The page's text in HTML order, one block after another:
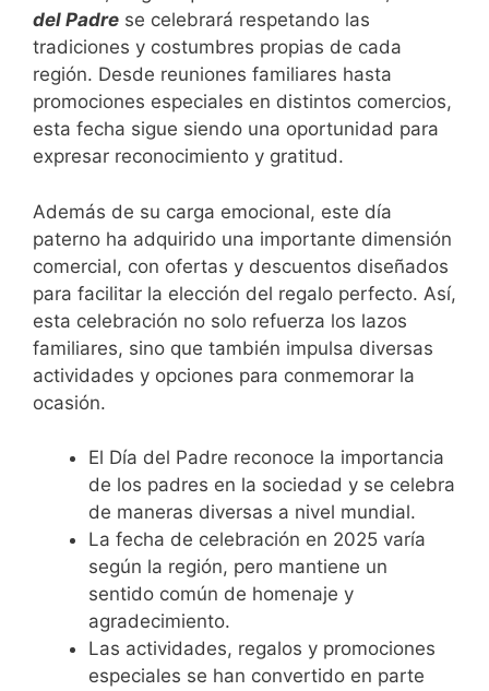
del Padre se celebrará respetando las
tradiciones y costumbres propias de cada
región. Desde reuniones familiares hasta
promociones especiales en distintos comercios,
esta fecha sigue siendo una oportunidad para
expresar reconocimiento y gratitud.
Además de su carga emocional, este día
paterno ha adquirido una importante dimensión
comercial, con ofertas y descuentos diseñados
para facilitar la elección del regalo perfecto. Así,
esta celebración no solo refuerza los lazos
familiares, sino que también impulsa diversas
actividades y opciones para conmemorar la
ocasión.
El Día del Padre reconoce la importancia
de los padres en la sociedad y se celebra
de maneras diversas a nivel mundial.
La fecha de celebración en 2025 varía
según la región, pero mantiene un
sentido común de homenaje y
agradecimiento.
Las actividades, regalos y promociones
especiales se han convertido en parte